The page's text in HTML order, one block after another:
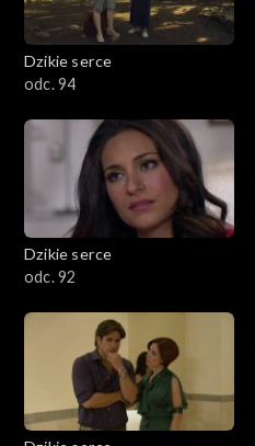
Dzikie serce
odc. 94
Dzikie serce
odc. 92